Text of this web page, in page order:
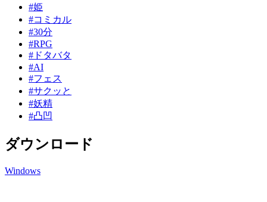
#姫
#コミカル
#30分
#RPG
#ドタバタ
#AI
#フェス
#サクッと
#妖精
#凸凹
ダウンロード
Windows